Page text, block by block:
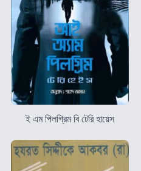
ই এম পিলগ্রিম বি টেরি হায়েস